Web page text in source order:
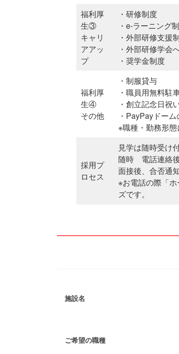
福利厚
生③
キャリ
アアッ
プ
・研修制度
・e-ラーニング
・外部研修支援
・外部研修学会
・奨学金制度
福利厚
生④
その他
・制服貸与
・職員用無料駐
・創立記念日祝
・PayPayドー
※職種・勤務形態
採用プ
ロセス
見学は随時受け
随時 電話連絡後
面接後、合否通
※お電話の際「
ズです。
施設名
ご希望の職種